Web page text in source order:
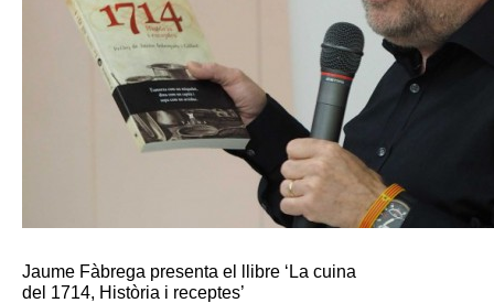
Jaume Fàbrega presenta el llibre ‘La cuina
del 1714, Història i receptes’